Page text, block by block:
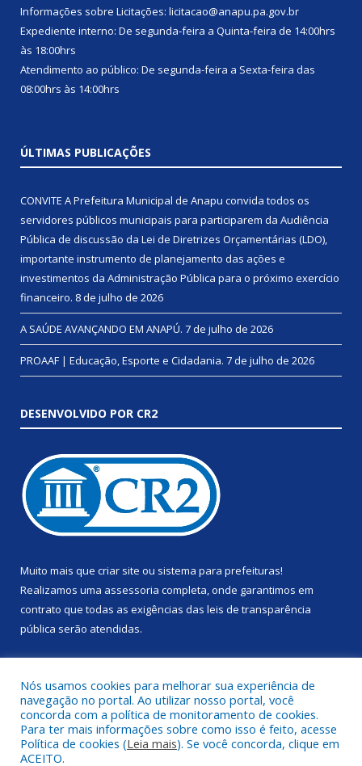
Informações sobre Licitações: licitacao@anapu.pa.gov.br
Expediente interno: De segunda-feira a Quinta-feira de 14:00hrs
às 18:00hrs
Atendimento ao público: De segunda-feira a Sexta-feira das
08:00hrs às 14:00hrs
ÚLTIMAS PUBLICAÇÕES
CONVITE A Prefeitura Municipal de Anapu convida todos os
servidores públicos municipais para participarem da Audiência
Pública de discussão da Lei de Diretrizes Orçamentárias (LDO),
importante instrumento de planejamento das ações e
investimentos da Administração Pública para o próximo exercício
financeiro. 8 de julho de 2026
A SAÚDE AVANÇANDO EM ANAPÚ. 7 de julho de 2026
PROAAF | Educação, Esporte e Cidadania. 7 de julho de 2026
DESENVOLVIDO POR CR2
Muito mais que criar site ou sistema para prefeituras!
Realizamos uma assessoria completa, onde garantimos em
contrato que todas as exigências das leis de transparência
pública serão atendidas.
Todos os direitos reservados a Prefeitura Municipal de Anapu.
Nós usamos cookies para melhorar sua experiência de
navegação no portal. Ao utilizar nosso portal, você
concorda com a política de monitoramento de cookies.
Para ter mais informações sobre como isso é feito, acesse
Política de cookies (Leia mais). Se você concorda, clique em
ACEITO.